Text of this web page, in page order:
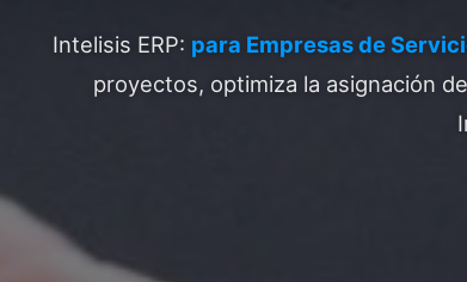
Intelisis ERP: para Empresas de
proyectos, optimiza la asignación